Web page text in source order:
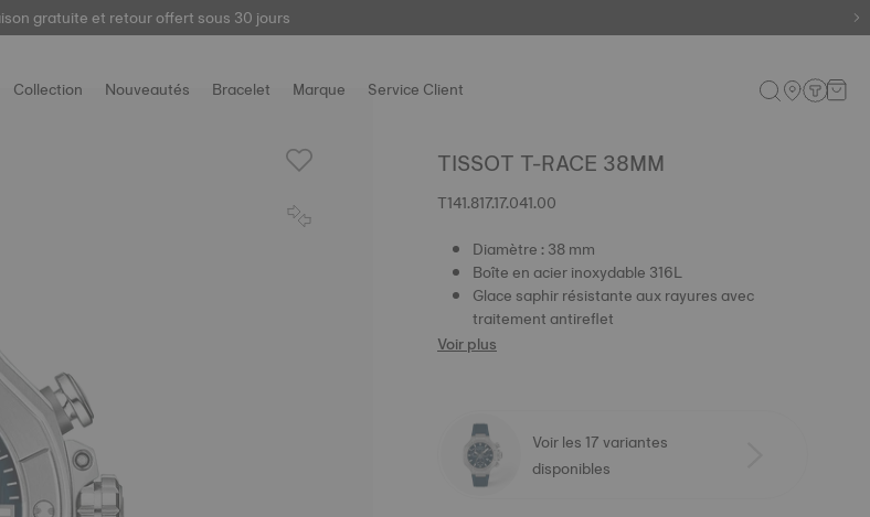
gratuite et retour offert sous 30 jours
icipour accéder à vos informations de garantie et plus encore
Collection Nouveautés Bracelet Marque Service Client
TISSOT T-RACE 38MM
T141.817.17.041.00
Diamètre : 38 mm
Boîte en acier inoxydable 316L
Glace saphir résistante aux rayures avec
traitement antireflet
Voir plus
Voir les 17 variantes
disponibles